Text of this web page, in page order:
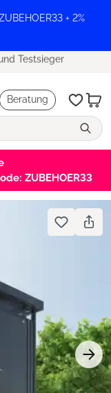
+ 2%
Testsieger
Beratung
ZUBEHOER33